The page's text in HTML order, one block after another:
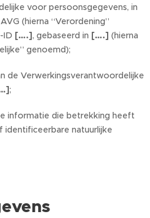
voor persoonsgegevens, in
(hierna “Verordening”
ID [….], gebaseerd in [….] (hierna
genoemd);
de Verwerkingsverantwoordelijke
;
informatie die betrekking heeft
natuurlijke